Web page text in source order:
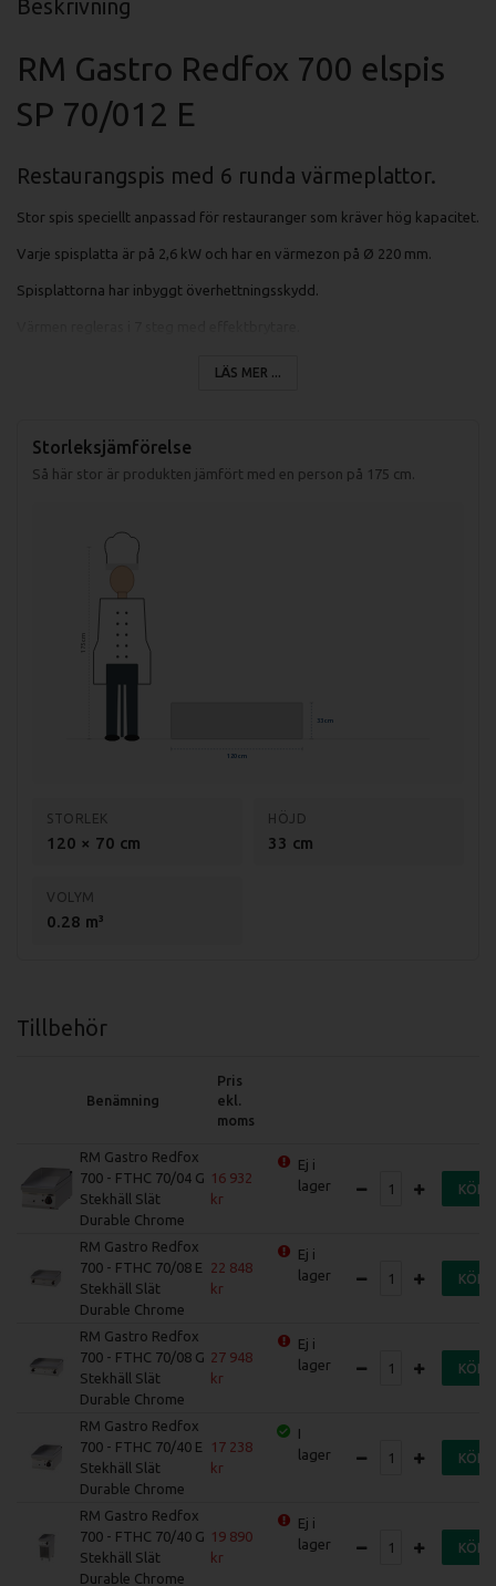
Beskrivning
RM Gastro Redfox 700 elspis
SP 70/012 E
Restaurangspis med 6 runda värmeplattor.
Stor spis speciellt anpassad för restauranger som kräver hög kapacitet.
Varje spisplatta är på 2,6 kW och har en värmezon på Ø 220 mm.
Spisplattorna har inbyggt överhettningsskydd.
Specifikationer fritös FE 70/012 E:
Mått (LxBxH): 1200x700x330 mm
Effekt / Platta: 2,6 kW
LÄS MER ...
Storleksjämförelse
Så här stor är produkten jämfört med en person på 175 cm.
175 cm
33 cm
120 cm
STORLEK
120 × 70 cm
HÖJD
33 cm
VOLYM
0.28 m³
Tillbehör
Benämning
Pris
ekl.
moms
RM Gastro Redfox
700 - FTHC 70/04 G
Stekhäll Slät
Durable Chrome
16 932
Ej i
lager
KÖP
RM Gastro Redfox
700 - FTHC 70/08 E
Stekhäll Slät
Durable Chrome
22 848
Ej i
lager
KÖP
RM Gastro Redfox
700 - FTHC 70/08 G
Stekhäll Slät
Durable Chrome
27 948
Ej i
lager
KÖP
RM Gastro Redfox
700 - FTHC 70/40 E
Stekhäll Slät
Durable Chrome
17 238
I
lager
KÖP
RM Gastro Redfox
700 - FTHC 70/40 G
Stekhäll Slät
Durable Chrome
19 890
Ej i
lager
KÖP